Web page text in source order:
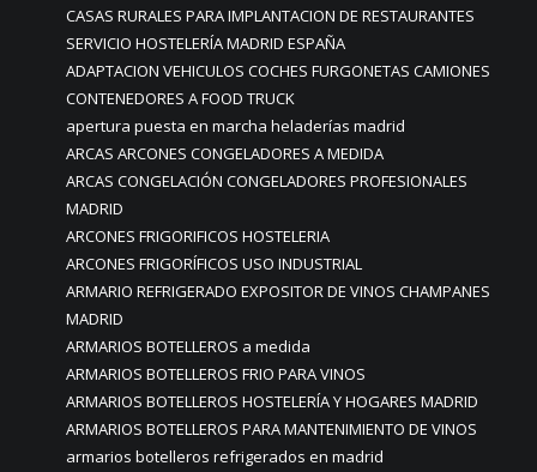
CASAS RURALES PARA IMPLANTACION DE RESTAURANTES
SERVICIO HOSTELERÍA MADRID ESPAÑA
ADAPTACION VEHICULOS COCHES FURGONETAS CAMIONES
CONTENEDORES A FOOD TRUCK
apertura puesta en marcha heladerías madrid
ARCAS ARCONES CONGELADORES A MEDIDA
ARCAS CONGELACIÓN CONGELADORES PROFESIONALES
MADRID
ARCONES FRIGORIFICOS HOSTELERIA
ARCONES FRIGORÍFICOS USO INDUSTRIAL
ARMARIO REFRIGERADO EXPOSITOR DE VINOS CHAMPANES
MADRID
ARMARIOS BOTELLEROS a medida
ARMARIOS BOTELLEROS FRIO PARA VINOS
ARMARIOS BOTELLEROS HOSTELERÍA Y HOGARES MADRID
ARMARIOS BOTELLEROS PARA MANTENIMIENTO DE VINOS
armarios botelleros refrigerados en madrid